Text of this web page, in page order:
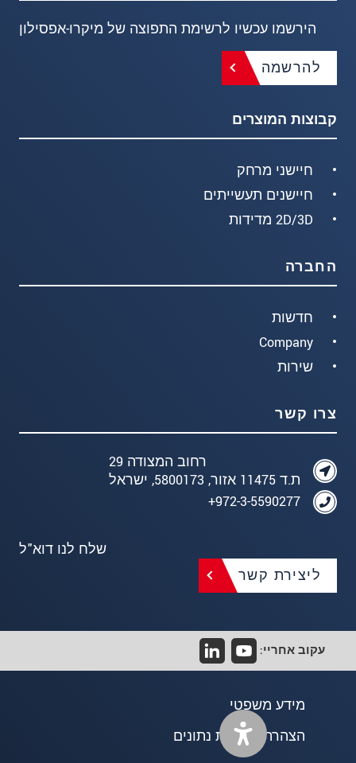
הירשמו עכשיו לרשימת התפוצה של מיקרו-אפסילון
להרשמה
קבוצות המוצרים
חיישני מרחק
חיישנים תעשייתים
2D/3D מדידות
החברה
חדשות
Company
שירות
צרו קשר
רחוב המצודה 29
ת.ד 11475 אזור, 5800173, ישראל
972-3-5590277+
שלח לנו דוא"ל
ליצירת קשר
עקוב אחריי:
מידע משפטי
הצהרת פרטיות נתונים